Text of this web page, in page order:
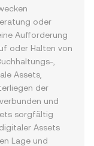
oder
Aufforderung
oder Halten von
,
Assets,
der
und
sorgfältig
Assets
Lage und